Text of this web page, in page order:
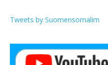
Tweets by Suomensomalim